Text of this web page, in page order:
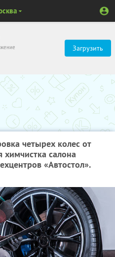
Загрузить
четырех колес от
химчистка салона
«Автостол».